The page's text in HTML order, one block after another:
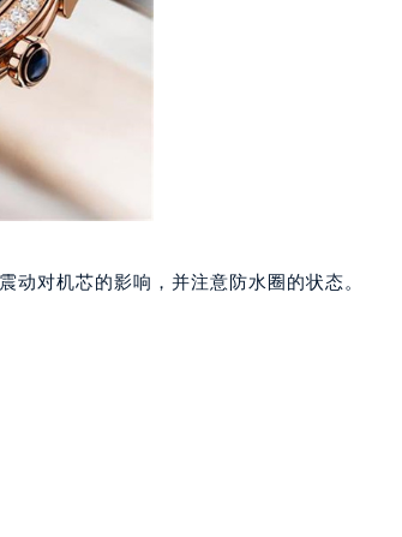
需提前预约）
提前预约）
需提前预约）
需提前预约）
提前预约）
（需提前预约）
需提前预约）
室（需提前预约）
预约）
前预约）
动对机芯的影响，并注意防水圈的状态。